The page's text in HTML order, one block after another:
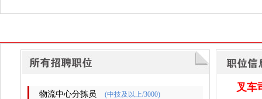
物流中心分拣员 (中技及以上/3000)
叉车